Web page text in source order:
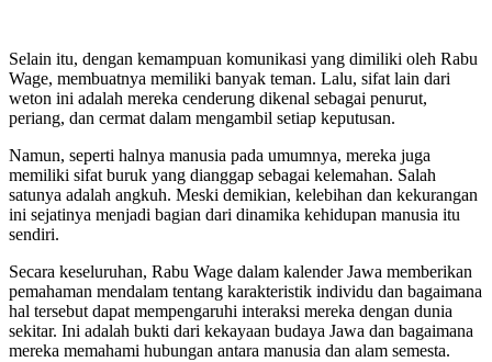
Selain itu, dengan kemampuan komunikasi yang dimiliki oleh Rabu
Wage, membuatnya memiliki banyak teman. Lalu, sifat lain dari
weton ini adalah mereka cenderung dikenal sebagai penurut,
periang, dan cermat dalam mengambil setiap keputusan.
Namun, seperti halnya manusia pada umumnya, mereka juga
memiliki sifat buruk yang dianggap sebagai kelemahan. Salah
satunya adalah angkuh. Meski demikian, kelebihan dan kekurangan
ini sejatinya menjadi bagian dari dinamika kehidupan manusia itu
sendiri.
Secara keseluruhan, Rabu Wage dalam kalender Jawa memberikan
pemahaman mendalam tentang karakteristik individu dan bagaimana
hal tersebut dapat mempengaruhi interaksi mereka dengan dunia
sekitar. Ini adalah bukti dari kekayaan budaya Jawa dan bagaimana
mereka memahami hubungan antara manusia dan alam semesta.